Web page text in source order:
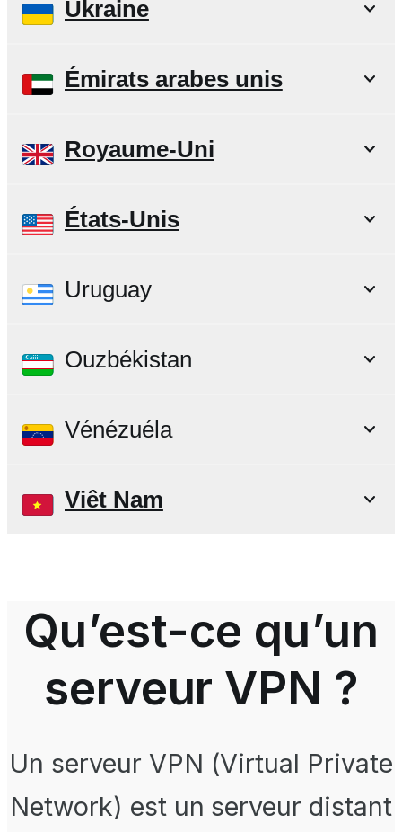
Ukraine
Émirats arabes unis
Royaume-Uni
États-Unis
Uruguay
Ouzbékistan
Vénézuéla
Viêt Nam
Qu’est-ce qu’un
serveur VPN ?
Un serveur VPN (Virtual Private
Network) est un serveur distant